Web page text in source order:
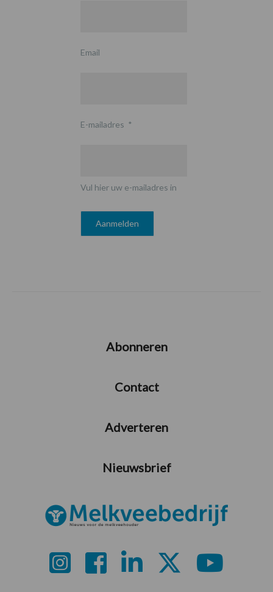
Email
E-mailadres *
Vul hier uw e-mailadres in
Abonneren
Contact
Adverteren
Nieuwsbrief